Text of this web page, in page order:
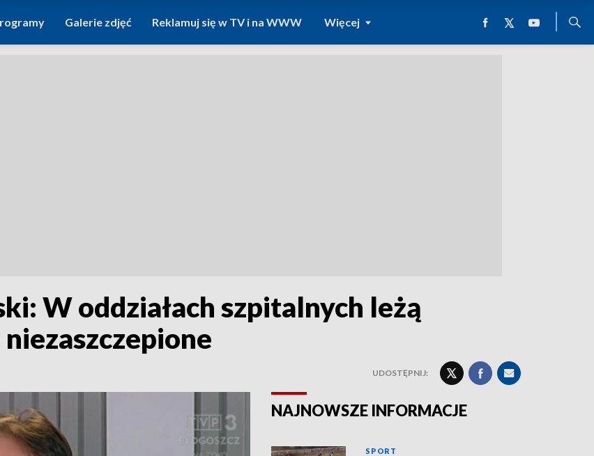
Galerie zdjęć Reklamuj się w TV i na WWW Więcej
W oddziałach szpitalnych leżą
UDOSTĘPNIJ:
NAJNOWSZE INFORMACJE
SPORT